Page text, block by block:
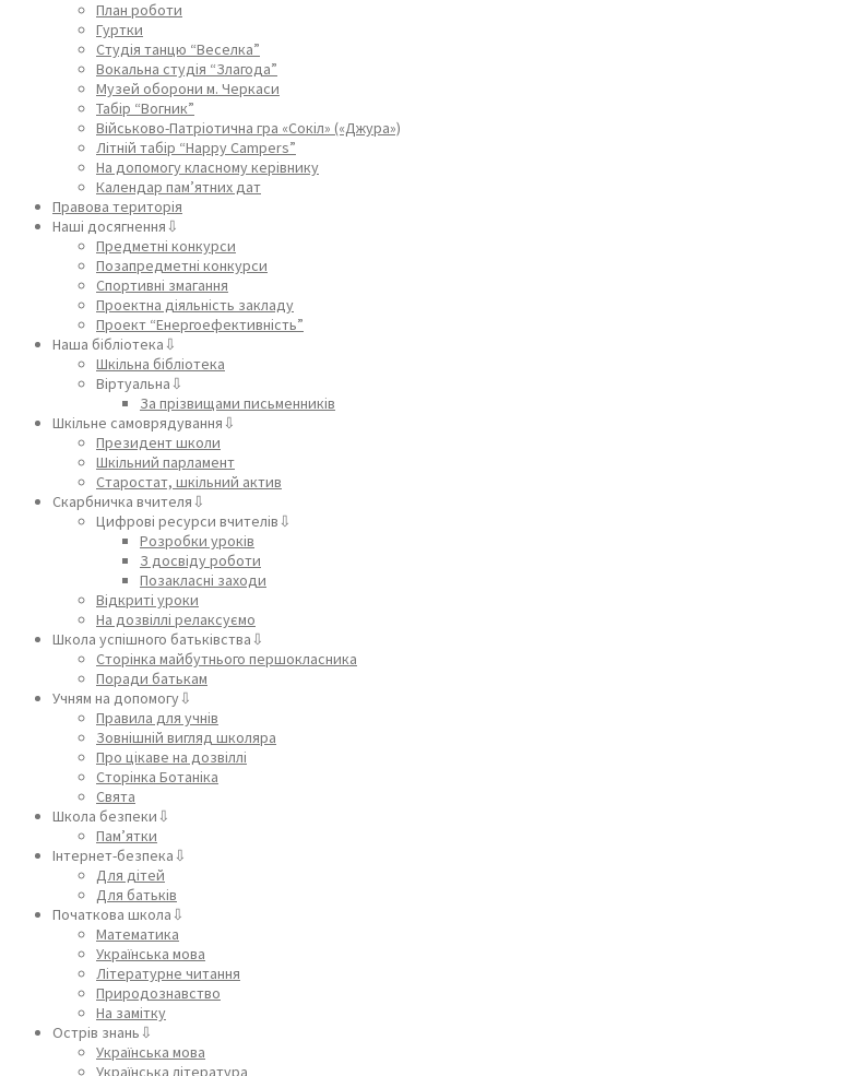
План роботи
Гуртки
Студія танцю “Веселка”
Вокальна студія “Злагода”
Музей оборони м. Черкаси
Табір “Вогник”
Військово-Патріотична гра «Сокіл» («Джура»)
Літній табір “Happy Campers”
На допомогу класному керівнику
Календар пам’ятних дат
Правова територія
Наші досягнення⇩
Предметні конкурси
Позапредметні конкурси
Спортивні змагання
Проектна діяльність закладу
Проект “Енергоефективність”
Наша бібліотека⇩
Шкільна бібліотека
Віртуальна⇩
За прізвищами письменників
Шкільне самоврядування⇩
Президент школи
Шкільний парламент
Старостат, шкільний актив
Скарбничка вчителя⇩
Цифрові ресурси вчителів⇩
Розробки уроків
З досвіду роботи
Позакласні заходи
Відкриті уроки
На дозвіллі релаксуємо
Школа успішного батьківства⇩
Сторінка майбутнього першокласника
Поради батькам
Учням на допомогу⇩
Правила для учнів
Зовнішній вигляд школяра
Про цікаве на дозвіллі
Сторінка Ботаніка
Свята
Школа безпеки⇩
Пам’ятки
Інтернет-безпека⇩
Для дітей
Для батьків
Початкова школа⇩
Математика
Українська мова
Літературне читання
Природознавство
На замітку
Острів знань⇩
Українська мова
Українська література